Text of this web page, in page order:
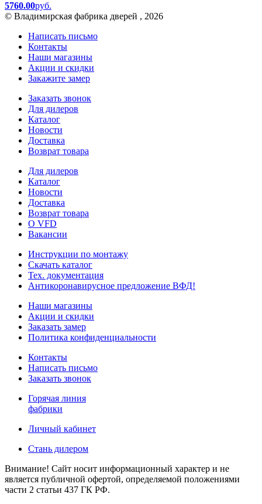
5760.00руб.
© Владимирская фабрика дверей , 2026
Написать письмо
Контакты
Наши магазины
Акции и скидки
Закажите замер
Заказать звонок
Для дилеров
Каталог
Новости
Доставка
Возврат товара
Для дилеров
Каталог
Новости
Доставка
Возврат товара
О VFD
Вакансии
Инструкции по монтажу
Скачать каталог
Тех. документация
Антикоронавирусное предложение ВФД!
Наши магазины
Акции и скидки
Заказать замер
Политика конфиденциальности
Контакты
Написать письмо
Заказать звонок
Горячая линия
фабрики
Личный кабинет
Стань дилером
Внимание! Сайт носит информационный характер и не
является публичной офертой, определяемой положениями
части 2 статьи 437 ГК РФ.